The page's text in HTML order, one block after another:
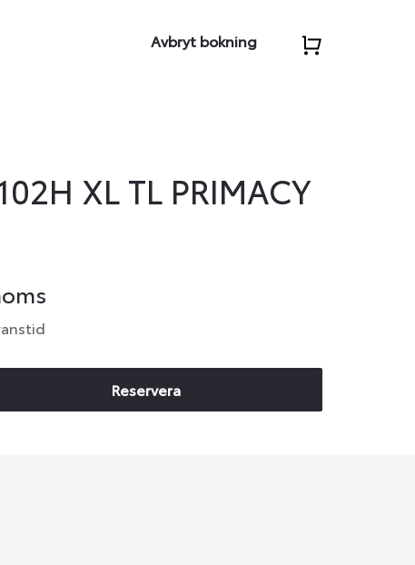
Avbryt bokning
XL TL PRIMACY
Reservera